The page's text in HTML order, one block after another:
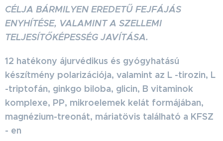
CÉLJA BÁRMILYEN EREDETŰ FEJFÁJÁS
ENYHÍTÉSE, VALAMINT A SZELLEMI
TELJESÍTŐKÉPESSÉG JAVÍTÁSA.
12 hatékony ájurvédikus és gyógyhatású
készítmény polarizációja, valamint az L -tirozin, L
-triptofán, ginkgo biloba, glicin, B vitaminok
komplexe, PP, mikroelemek kelát formájában,
magnézium-treonát, máriatövis található a KFSZ
- en